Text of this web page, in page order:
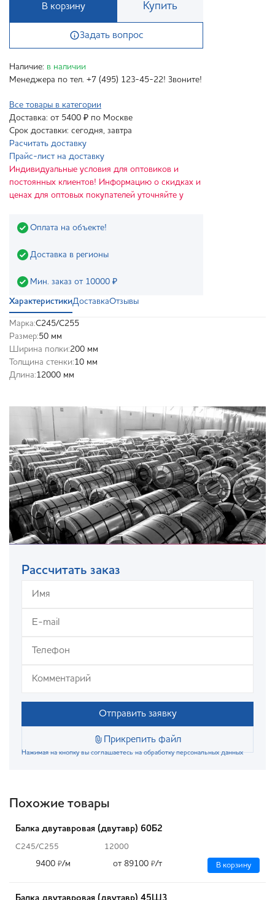
В корзину Купить
Задать вопрос
Наличие: в наличии
Менеджера по тел. +7 (495) 123-45-22! Звоните!
Все товары в категории
Доставка: от 5400 ₽ по Москве
Срок доставки: сегодня, завтра
Расчитать доставку
Прайс-лист на доставку
Индивидуальные условия для оптовиков и
постоянных клиентов! Информацию о скидках и
ценах для оптовых покупателей уточняйте у
Оплата на объекте!
Доставка в регионы
Мин. заказ от 10000 ₽
ХарактеристикиДоставкаОтзывы
Марка:С245/С255
Размер:50 мм
Ширина полки:200 мм
Толщина стенки:10 мм
Длина:12000 мм
Рассчитать заказ
Отправить заявку
Прикрепить файл
Нажимая на кнопку вы соглашаетесь на обработку персональных данных
Похожие товары
Балка двутавровая (двутавр) 60Б2
С245/С255 12000
9400 ₽/м от 89100 ₽/т В корзину